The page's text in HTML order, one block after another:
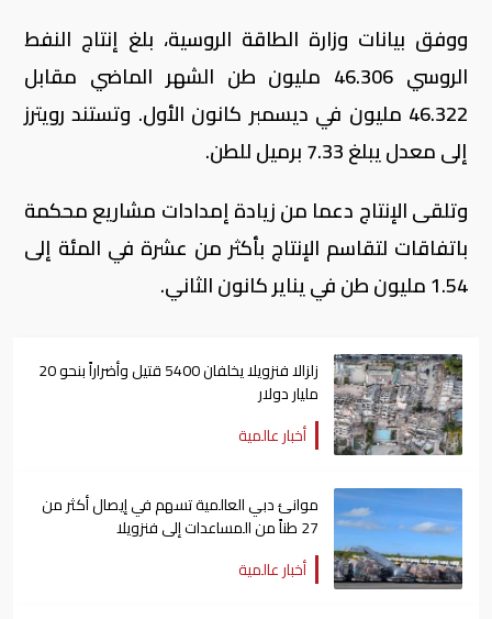
ووفق بيانات وزارة الطاقة الروسية، بلغ إنتاج النفط
الروسي 46.306 مليون طن الشهر الماضي مقابل
46.322 مليون في ديسمبر كانون الأول. وتستند رويترز
إلى معدل يبلغ 7.33 برميل للطن.
وتلقى الإنتاج دعما من زيادة إمدادات مشاريع محكمة
باتفاقات لتقاسم الإنتاج بأكثر من عشرة في المئة إلى
1.54 مليون طن في يناير كانون الثاني.
زلزالا فنزويلا يخلفان 5400 قتيل وأضراراً بنحو 20
مليار دولار
أخبار عالمية
موانئ دبي العالمية تسهم في إيصال أكثر من
27 طناً من المساعدات إلى فنزويلا
أخبار عالمية